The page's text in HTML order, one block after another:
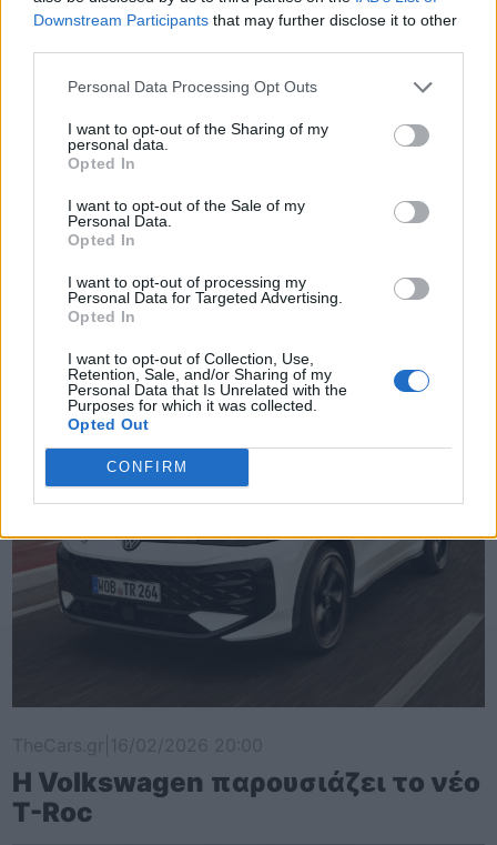
Downstream Participants that may further disclose it to other
Personal Data Processing Opt Outs
I want to opt-out of the Sharing of my
personal data.
Opted In
I want to opt-out of the Sale of my
Personal Data.
Opted In
I want to opt-out of processing my
Personal Data for Targeted Advertising.
Opted In
I want to opt-out of Collection, Use,
Retention, Sale, and/or Sharing of my
Personal Data that Is Unrelated with the
Purposes for which it was collected.
Opted Out
CONFIRM
TheCars.gr
Δοκιμάζουμε το οικογενειακό
ηλεκτρικό Omoda 5
Η Volkswagen παρουσιάζει το νέο
T-Roc